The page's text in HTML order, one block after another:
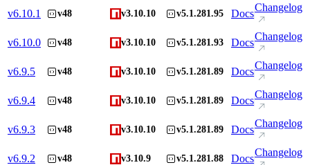
v6.10.1 v48 v3.10.10 v5.1.281.95 Docs
Changelog
v6.10.0 v48 v3.10.10 v5.1.281.93 Docs
Changelog
v6.9.5 v48 v3.10.10 v5.1.281.89 Docs
Changelog
v6.9.4 v48 v3.10.10 v5.1.281.89 Docs
Changelog
v6.9.3 v48 v3.10.10 v5.1.281.89 Docs
Changelog
v6.9.2 v48 v3.10.9 v5.1.281.88 Docs
Changelog